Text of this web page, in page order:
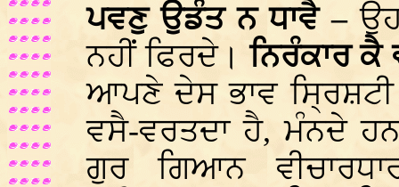
ਪਵਣੁ ਉਡੰਤ ਨ ਧਾਵੈ –
ਨਹੀਂ ਫਿਰਦੇ।ਨਿਰੰਕਾਰ
ਆਪਣੇ ਦੇਸ ਭਾਵ
ਵਸੈ-ਵਰਤਦਾ ਹੈ, ਮੰਨਦੇ
ਗੁਰ ਗਿਆਨ